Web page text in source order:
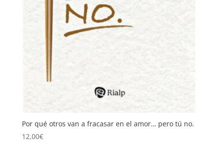
Por qué otros van a fracasar en el amor… pero tú no.
12,00€